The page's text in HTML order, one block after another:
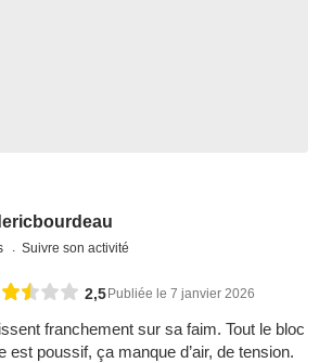
Suivre son activité
2,5Publiée le 7 janvier 2026
franchement sur sa faim. Tout le bloc
est poussif, ça manque d’air, de tension.